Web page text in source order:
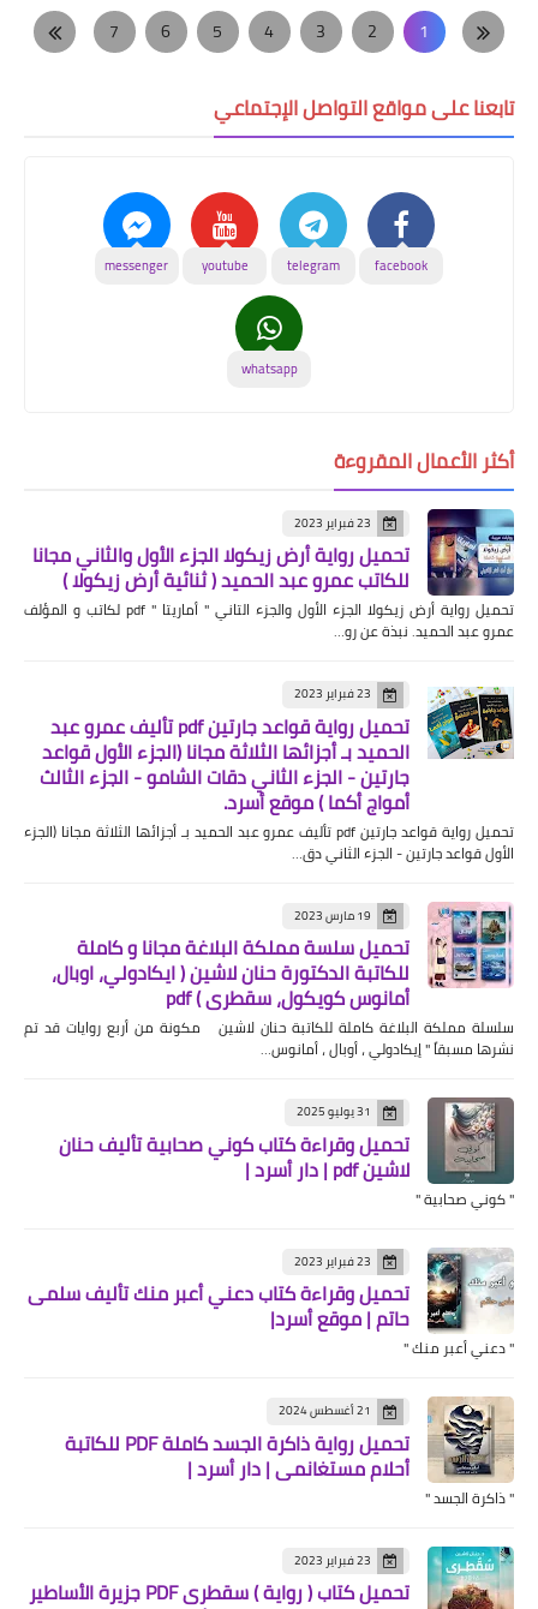
1
2
3
4
5
6
7
15
تابعنا على مواقع التواصل الإجتماعي
facebook
telegram
youtube
messenger
whatsapp
أكثر الأعمال المقروءة
23 فبراير 2023
تحميل رواية أرض زيكولا الجزء الأول والثاني مجانا
للكاتب عمرو عبد الحميد ( ثنائية أرض زيكولا )
تحميل رواية أرض زيكولا الجزء الأول والجزء التاني " أماريتا " pdf لكاتب و المؤلف
عمرو عبد الحميد. نبذة عن رو…
23 فبراير 2023
تحميل رواية قواعد جارتين pdf تأليف عمرو عبد
الحميد بـ أجزائها الثلاثة مجانا (الجزء الأول قواعد
جارتين - الجزء الثاني دقات الشامو - الجزء الثالث
أمواج أكما ) موقع أسرد.
تحميل رواية قواعد جارتين pdf تأليف عمرو عبد الحميد بـ أجزائها الثلاثة مجانا (الجزء
الأول قواعد جارتين - الجزء الثاني دق…
19 مارس 2023
تحميل سلسة مملكة البلاغة مجانا و كاملة
للكاتبة الدكتورة حنان لاشين ( ايكادولي، اوبال،
أمانوس كويكول، سقطري ) pdf
سلسلة مملكة البلاغة كاملة للكاتبة حنان لاشين مكونة من أربع روايات قد تم
نشرها مسبقاً " إيكادولي ، أوبال ، أمانوس…
31 يوليو 2025
تحميل وقراءة كتاب كوني صحابية تأليف حنان
لاشين pdf | دار أسرد |
" كوني صحابية "
23 فبراير 2023
تحميل وقراءة كتاب دعني أعبر منك تأليف سلمى
حاتم | موقع أسرد|
" دعني أعبر منك "
21 أغسطس 2024
تحميل رواية ذاكرة الجسد كاملة PDF للكاتبة
أحلام مستغانمي | دار أسرد |
" ذاكرة الجسد "
23 فبراير 2023
تحميل كتاب ( رواية ) سقطرى PDF جزيرة الأساطير